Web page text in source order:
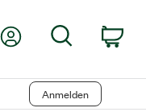
My AccountSearch
Anmelden